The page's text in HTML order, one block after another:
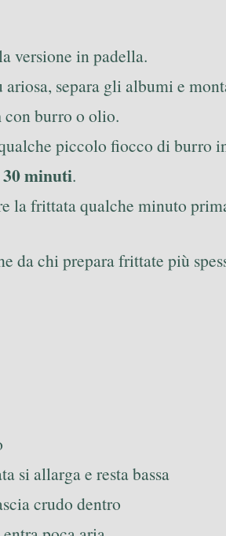
versione in padella.
ariosa, separa gli albumi e
con burro o olio.
piccolo fiocco di burro
30 minuti.
la frittata qualche minuto
da chi prepara frittate più
si allarga e resta bassa
crudo dentro